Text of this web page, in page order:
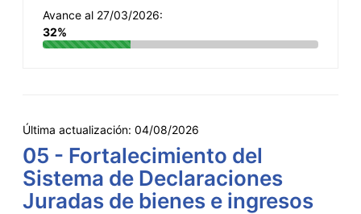
Avance al 27/03/2026:
32%
Última actualización: 04/08/2026
05 - Fortalecimiento del
Sistema de Declaraciones
Juradas de bienes e ingresos